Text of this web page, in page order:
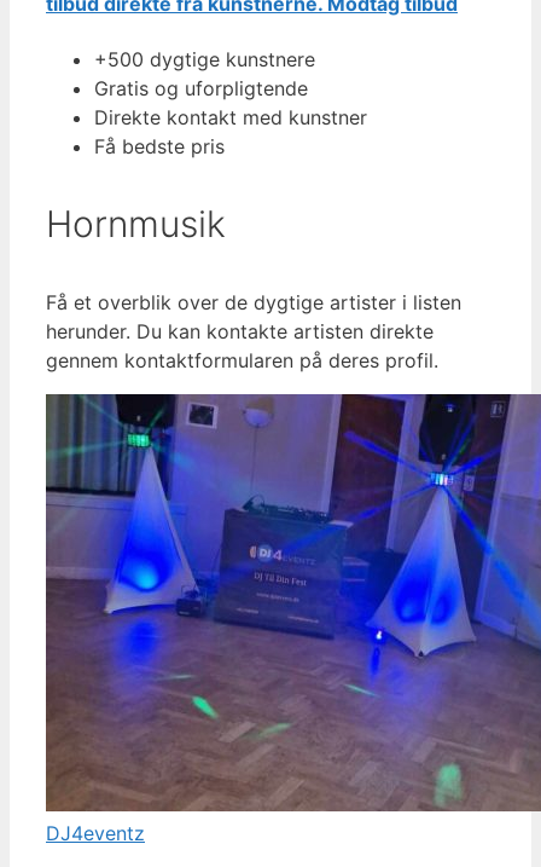
+500 dygtige kunstnere
Gratis og uforpligtende
Direkte kontakt med kunstner
Få bedste pris
Hornmusik
Få et overblik over de dygtige artister i listen
herunder. Du kan kontakte artisten direkte
gennem kontaktformularen på deres profil.
DJ4eventz